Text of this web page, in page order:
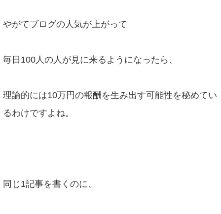
やがてブログの人気が上がって
毎日100人の人が見に来るようになったら、
理論的には10万円の報酬を生み出す可能性を秘めてい
るわけですよね。
同じ1記事を書くのに、